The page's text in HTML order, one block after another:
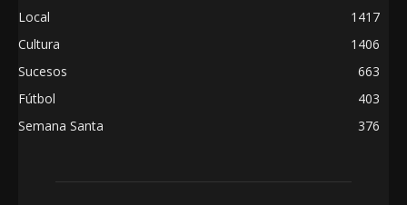
Local
1417
Cultura
1406
Sucesos
663
Fútbol
403
Semana Santa
376